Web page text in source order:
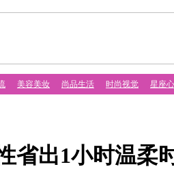
美容美妆 尚品生活 时尚视觉 星座
省出1小时温柔